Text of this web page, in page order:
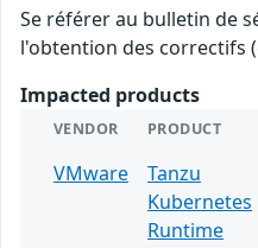
Se référer au bulletin de
l'obtention des correctifs
Impacted products
VENDOR PRODUCT
VMware
Tanzu
Kubernetes
Runtime